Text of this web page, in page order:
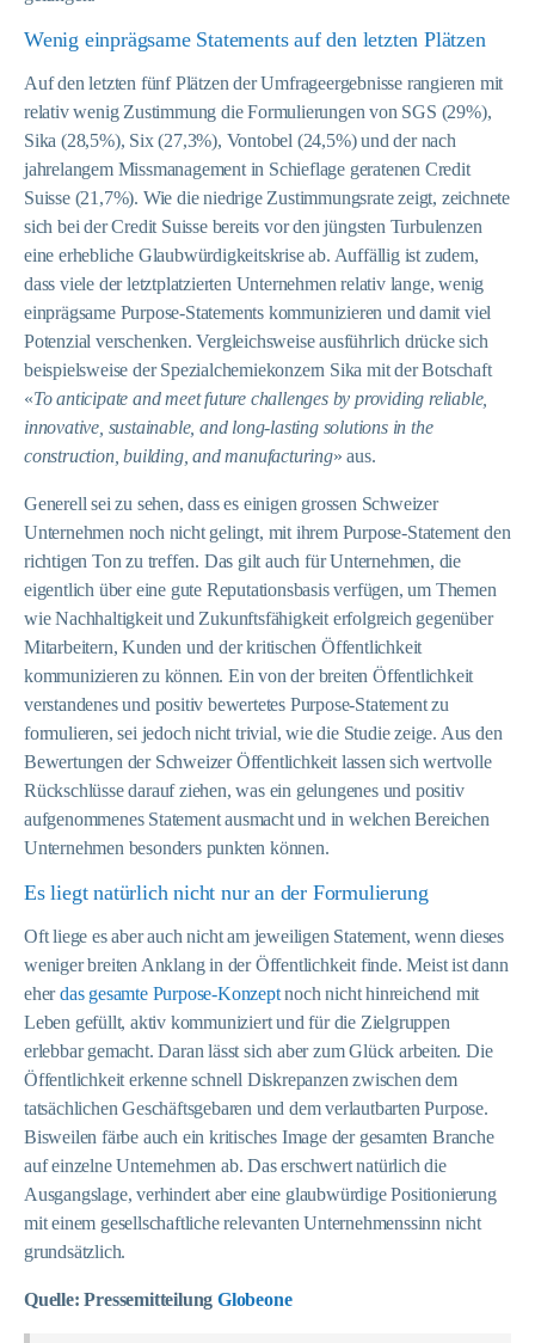
Wenig einprägsame Statements auf den letzten Plätzen
Auf den letzten fünf Plätzen der Umfrageergebnisse rangieren mit
relativ wenig Zustimmung die Formulierungen von SGS (29%),
Sika (28,5%), Six (27,3%), Vontobel (24,5%) und der nach
jahrelangem Missmanagement in Schieflage geratenen Credit
Suisse (21,7%). Wie die niedrige Zustimmungsrate zeigt, zeichnete
sich bei der Credit Suisse bereits vor den jüngsten Turbulenzen
eine erhebliche Glaubwürdigkeitskrise ab. Auffällig ist zudem,
dass viele der letztplatzierten Unternehmen relativ lange, wenig
einprägsame Purpose-Statements kommunizieren und damit viel
Potenzial verschenken. Vergleichsweise ausführlich drücke sich
beispielsweise der Spezialchemiekonzern Sika mit der Botschaft
«To anticipate and meet future challenges by providing reliable,
innovative, sustainable, and long-lasting solutions in the
construction, building, and manufacturing» aus.
Generell sei zu sehen, dass es einigen grossen Schweizer
Unternehmen noch nicht gelingt, mit ihrem Purpose-Statement den
richtigen Ton zu treffen. Das gilt auch für Unternehmen, die
eigentlich über eine gute Reputationsbasis verfügen, um Themen
wie Nachhaltigkeit und Zukunftsfähigkeit erfolgreich gegenüber
Mitarbeitern, Kunden und der kritischen Öffentlichkeit
kommunizieren zu können. Ein von der breiten Öffentlichkeit
verstandenes und positiv bewertetes Purpose-Statement zu
formulieren, sei jedoch nicht trivial, wie die Studie zeige. Aus den
Bewertungen der Schweizer Öffentlichkeit lassen sich wertvolle
Rückschlüsse darauf ziehen, was ein gelungenes und positiv
aufgenommenes Statement ausmacht und in welchen Bereichen
Unternehmen besonders punkten können.
Es liegt natürlich nicht nur an der Formulierung
Oft liege es aber auch nicht am jeweiligen Statement, wenn dieses
weniger breiten Anklang in der Öffentlichkeit finde. Meist ist dann
eherdas gesamte Purpose-Konzeptnoch nicht hinreichend mit
Leben gefüllt, aktiv kommuniziert und für die Zielgruppen
erlebbar gemacht. Daran lässt sich aber zum Glück arbeiten. Die
Öffentlichkeit erkenne schnell Diskrepanzen zwischen dem
tatsächlichen Geschäftsgebaren und dem verlautbarten Purpose.
Bisweilen färbe auch ein kritisches Image der gesamten Branche
auf einzelne Unternehmen ab. Das erschwert natürlich die
Ausgangslage, verhindert aber eine glaubwürdige Positionierung
mit einem gesellschaftliche relevanten Unternehmenssinn nicht
grundsätzlich.
Quelle: PressemitteilungGlobeone